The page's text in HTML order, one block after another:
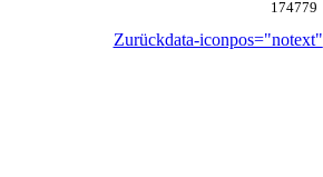
174779
Zurückdata-iconpos="notext"